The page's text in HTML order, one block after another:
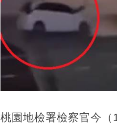
桃園地檢署檢察官今